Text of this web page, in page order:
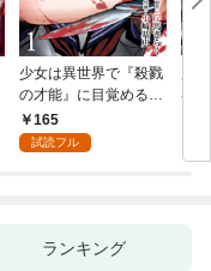
少女は異世界で『殺戮
の才能』に目覚める
(話売り) #1
165
試読フル
者
ランキング